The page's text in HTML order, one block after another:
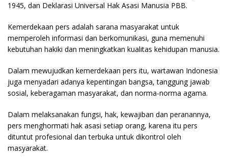
1945, dan Deklarasi Universal Hak Asasi Manusia PBB.
Kemerdekaan pers adalah sarana masyarakat untuk
memperoleh informasi dan berkomunikasi, guna memenuhi
kebutuhan hakiki dan meningkatkan kualitas kehidupan manusia.
Dalam mewujudkan kemerdekaan pers itu, wartawan Indonesia
juga menyadari adanya kepentingan bangsa, tanggung jawab
sosial, keberagaman masyarakat, dan norma-norma agama.
Dalam melaksanakan fungsi, hak, kewajiban dan peranannya,
pers menghormati hak asasi setiap orang, karena itu pers
dituntut profesional dan terbuka untuk dikontrol oleh
masyarakat.